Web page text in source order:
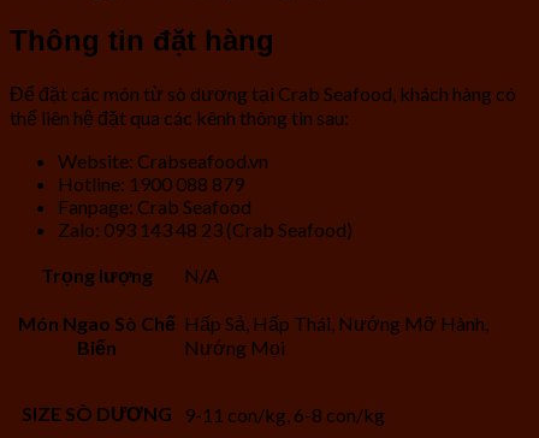
Thông tin đặt hàng
Để đặt các món từ sò dương tại Crab Seafood, khách hàng có
thể liên hệ đặt qua các kênh thông tin sau:
Website: Crabseafood.vn
Hotline: 1900 088 879
Fanpage: Crab Seafood
Zalo: 093 143 48 23 (Crab Seafood)
Trọng lượng
N/A
Món Ngao Sò Chế
Biến
Hấp Sả, Hấp Thái, Nướng Mỡ Hành,
Nướng Mọi
SIZE SÒ DƯƠNG 9-11 con/kg, 6-8 con/kg